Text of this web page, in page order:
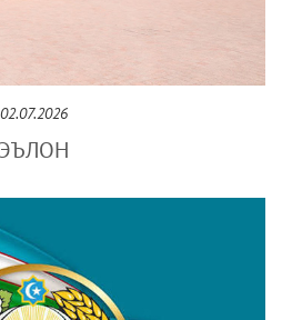
02.07.2026
ЭЪЛОН